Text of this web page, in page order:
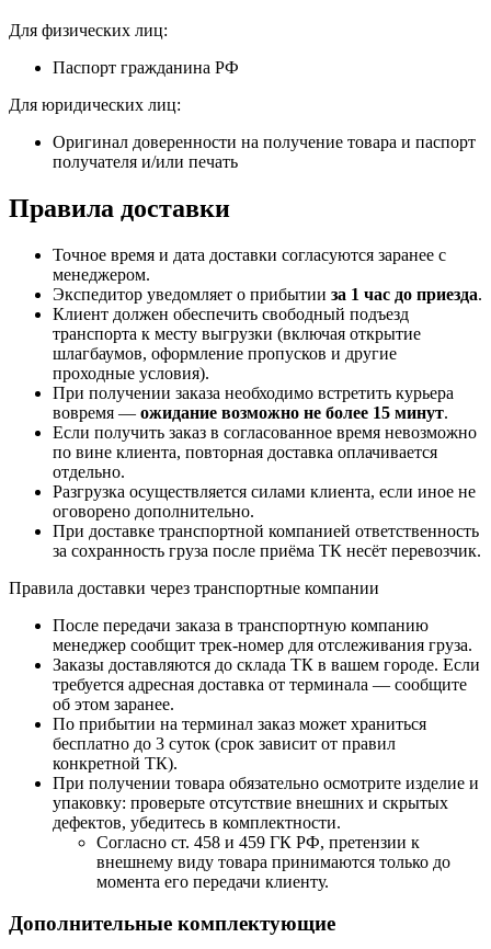
Для физических лиц:
Паспорт гражданина РФ
Для юридических лиц:
Оригинал доверенности на получение товара и паспорт
получателя и/или печать
Правила доставки
Точное время и дата доставки согласуются заранее с
менеджером.
Экспедитор уведомляет о прибытии за 1 час до приезда.
Клиент должен обеспечить свободный подъезд
транспорта к месту выгрузки (включая открытие
шлагбаумов, оформление пропусков и другие
проходные условия).
При получении заказа необходимо встретить курьера
вовремя — ожидание возможно не более 15 минут.
Если получить заказ в согласованное время невозможно
по вине клиента, повторная доставка оплачивается
отдельно.
Разгрузка осуществляется силами клиента, если иное не
оговорено дополнительно.
При доставке транспортной компанией ответственность
за сохранность груза после приёма ТК несёт перевозчик.
Правила доставки через транспортные компании
После передачи заказа в транспортную компанию
менеджер сообщит трек-номер для отслеживания груза.
Заказы доставляются до склада ТК в вашем городе. Если
требуется адресная доставка от терминала — сообщите
об этом заранее.
По прибытии на терминал заказ может храниться
бесплатно до 3 суток (срок зависит от правил
конкретной ТК).
При получении товара обязательно осмотрите изделие и
упаковку: проверьте отсутствие внешних и скрытых
дефектов, убедитесь в комплектности.
Согласно ст. 458 и 459 ГК РФ, претензии к
внешнему виду товара принимаются только до
момента его передачи клиенту.
Дополнительные комплектующие